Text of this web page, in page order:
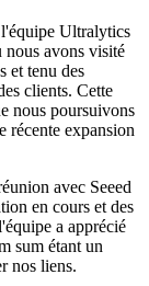
Ultralytics
nous avons visité
et tenu des
clients. Cette
nous poursuivons
récente expansion
avec Seeed
en cours et des
a apprécié
sum étant un
nos liens.